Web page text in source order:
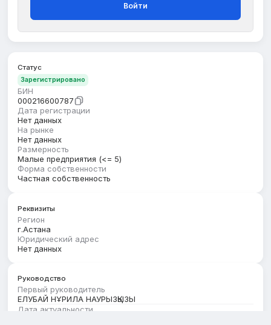
Войти
Статус
Зарегистрировано
БИН
000216600787
Дата регистрации
Нет данных
На рынке
Нет данных
Размерность
Малые предприятия (<= 5)
Форма собственности
Частная собственность
Реквизиты
Регион
г.Астана
Юридический адрес
Нет данных
Руководство
Первый руководитель
ЕЛУБАЙ НҰРИЛА НАУРЫЗҚЫЗЫ
Дата актуальности